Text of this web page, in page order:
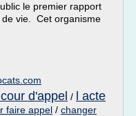
le premier rapport
de vie. Cet organisme
d'appel /
l acte
faire appel / changer